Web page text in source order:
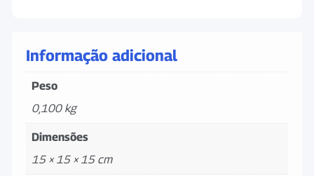
Informação adicional
Peso
0,100 kg
Dimensões
15 × 15 × 15 cm